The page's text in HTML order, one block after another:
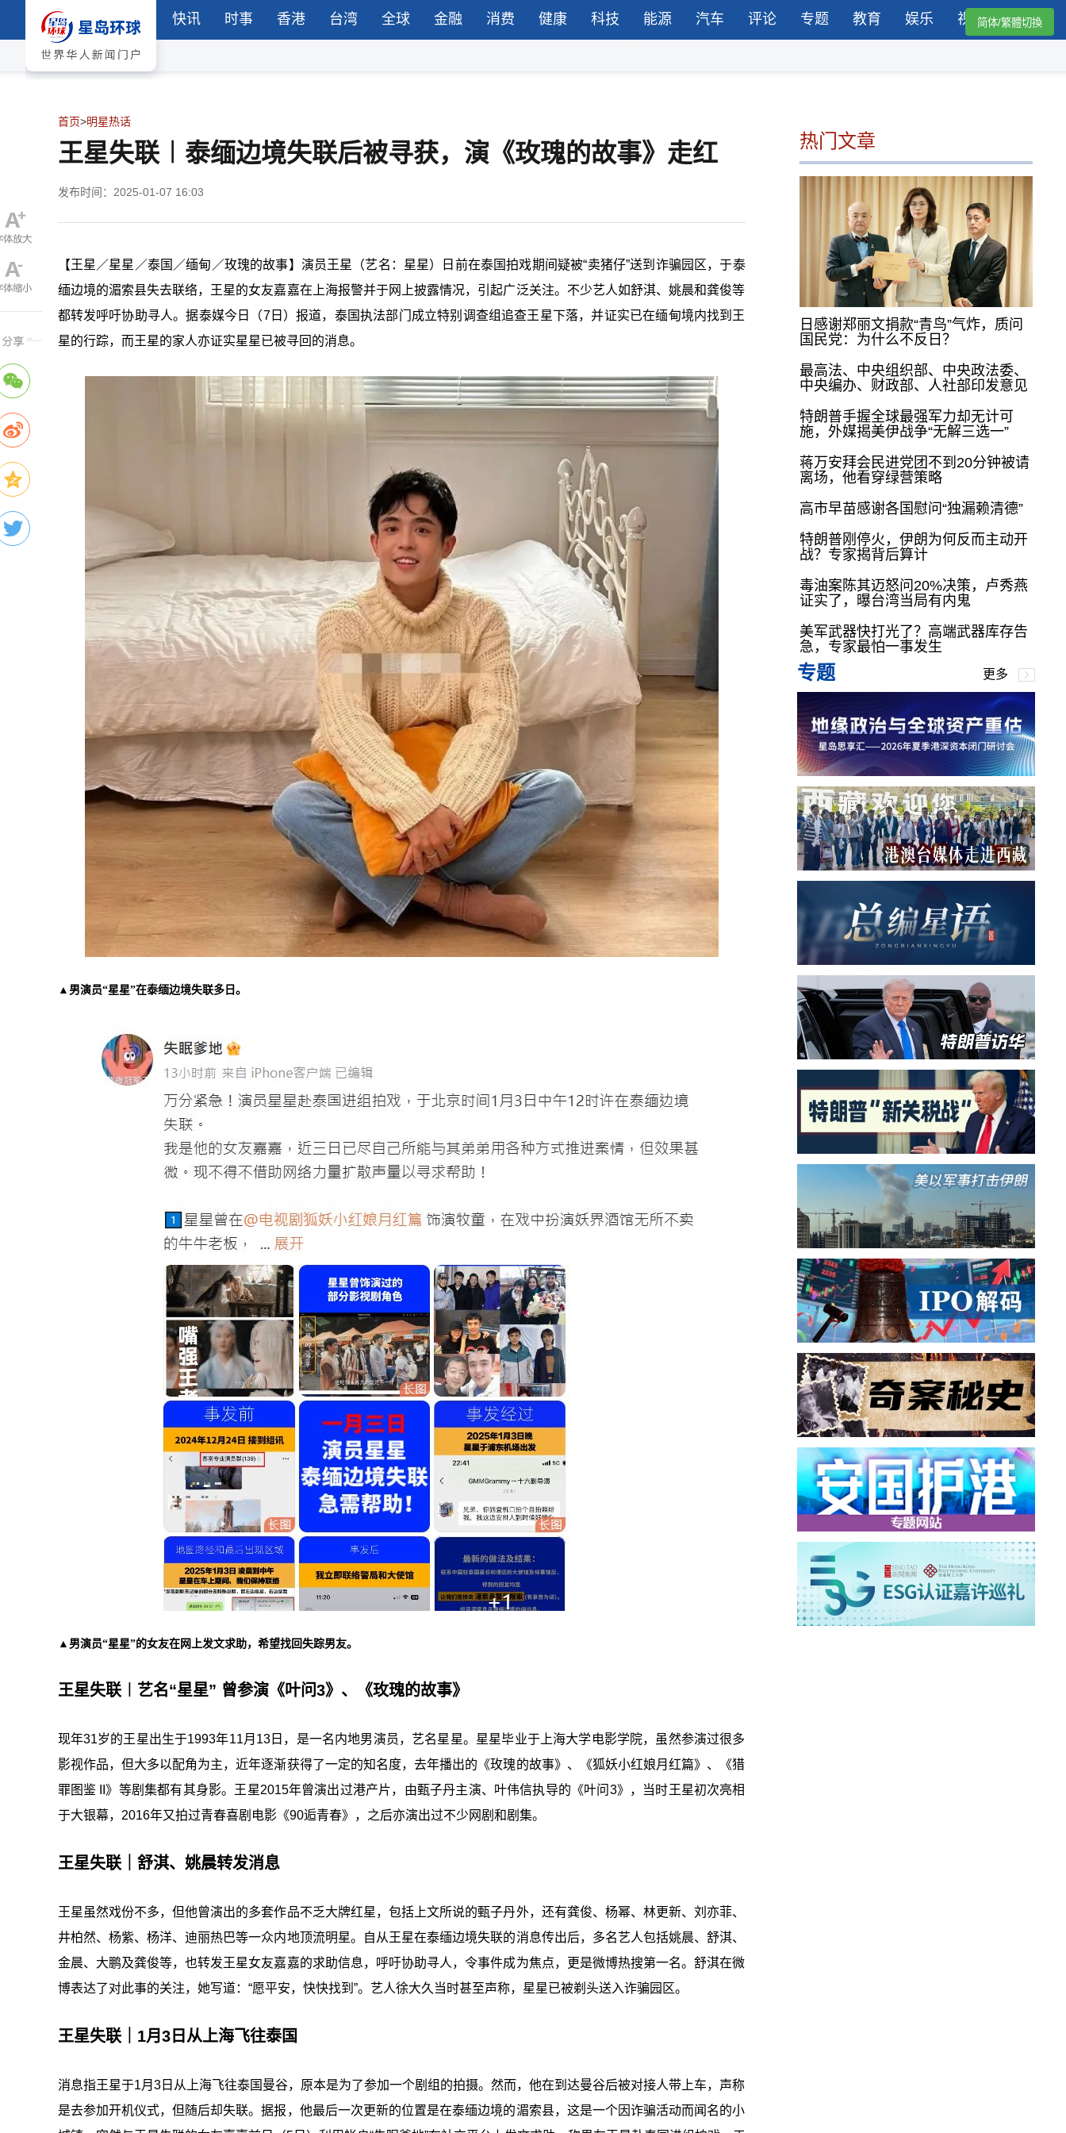
快讯 时事 香港 台湾 全球 金融 消费 健康 科技 能源 汽车 评论 专题 教育 娱乐 视频简体/繁體切換
首页>明星热话
王星失联︱泰缅边境失联后被寻获，演《玫瑰的故事》走红
发布时间：2025-01-07 16:03
【王星／星星／泰国／缅甸／玫瑰的故事】演员王星（艺名：星星）日前在泰国拍戏期间疑被“卖猪仔”送到诈骗园区，于泰
缅边境的湄索县失去联络，王星的女友嘉嘉在上海报警并于网上披露情况，引起广泛关注。不少艺人如舒淇、姚晨和龚俊等
都转发呼吁协助寻人。据泰媒今日（7日）报道，泰国执法部门成立特别调查组追查王星下落，并证实已在缅甸境内找到王
星的行踪，而王星的家人亦证实星星已被寻回的消息。
▲男演员“星星”在泰缅边境失联多日。
▲男演员“星星”的女友在网上发文求助，希望找回失踪男友。
王星失联︱艺名“星星” 曾参演《叶问3》、《玫瑰的故事》
现年31岁的王星出生于1993年11月13日，是一名内地男演员，艺名星星。星星毕业于上海大学电影学院，虽然参演过很多
影视作品，但大多以配角为主，近年逐渐获得了一定的知名度，去年播出的《玫瑰的故事》、《狐妖小红娘月红篇》、《猎
罪图鉴 II》等剧集都有其身影。王星2015年曾演出过港产片，由甄子丹主演、叶伟信执导的《叶问3》，当时王星初次亮相
于大银幕，2016年又拍过青春喜剧电影《90逅青春》，之后亦演出过不少网剧和剧集。
王星失联｜舒淇、姚晨转发消息
王星虽然戏份不多，但他曾演出的多套作品不乏大牌红星，包括上文所说的甄子丹外，还有龚俊、杨幂、林更新、刘亦菲、
井柏然、杨紫、杨洋、迪丽热巴等一众内地顶流明星。自从王星在泰缅边境失联的消息传出后，多名艺人包括姚晨、舒淇、
金晨、大鹏及龚俊等，也转发王星女友嘉嘉的求助信息，呼吁协助寻人，令事件成为焦点，更是微博热搜第一名。舒淇在微
博表达了对此事的关注，她写道：“愿平安，快快找到”。艺人徐大久当时甚至声称，星星已被剃头送入诈骗园区。
王星失联｜1月3日从上海飞往泰国
消息指王星于1月3日从上海飞往泰国曼谷，原本是为了参加一个剧组的拍摄。然而，他在到达曼谷后被对接人带上车，声称
是去参加开机仪式，但随后却失联。据报，他最后一次更新的位置是在泰缅边境的湄索县，这是一个因诈骗活动而闻名的小
热门文章
日感谢郑丽文捐款“青鸟”气炸，质问
国民党：为什么不反日？
最高法、中央组织部、中央政法委、
中央编办、财政部、人社部印发意见
特朗普手握全球最强军力却无计可
施，外媒揭美伊战争“无解三选一”
蒋万安拜会民进党团不到20分钟被请
离场，他看穿绿营策略
高市早苗感谢各国慰问“独漏赖清德”
特朗普刚停火，伊朗为何反而主动开
战？专家揭背后算计
毒油案陈其迈怒问20%决策，卢秀燕
证实了，曝台湾当局有内鬼
美军武器快打光了？高端武器库存告
急，专家最怕一事发生
专题 更多